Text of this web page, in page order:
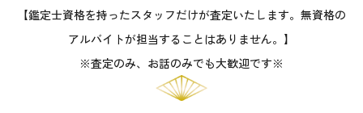
【鑑定士資格を持ったスタッフだけが査定いたします。無資格の
アルバイトが担当することはありません。】
※査定のみ、お話のみでも大歓迎です※